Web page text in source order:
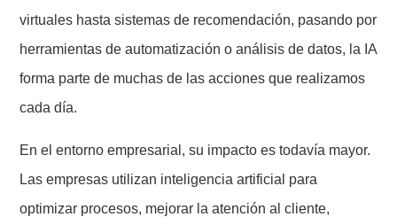
virtuales hasta sistemas de recomendación, pasando por
herramientas de automatización o análisis de datos, la IA
forma parte de muchas de las acciones que realizamos
cada día.
En el entorno empresarial, su impacto es todavía mayor.
Las empresas utilizan inteligencia artificial para
optimizar procesos, mejorar la atención al cliente,